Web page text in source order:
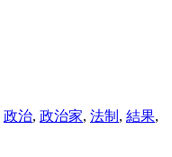
政治, 政治家, 法制 , 結果,